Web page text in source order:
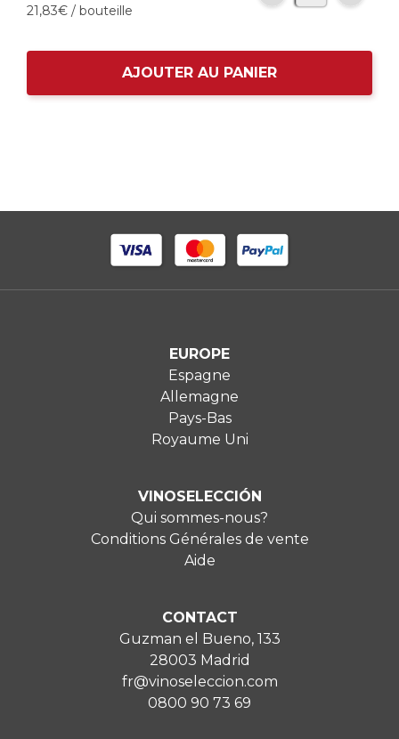
21,83€ / bouteille
AJOUTER AU PANIER
EUROPE
Espagne
Allemagne
Pays-Bas
Royaume Uni
VINOSELECCIÓN
Qui sommes-nous?
Conditions Générales de vente
Aide
CONTACT
Guzman el Bueno, 133
28003 Madrid
fr@vinoseleccion.com
0800 90 73 69